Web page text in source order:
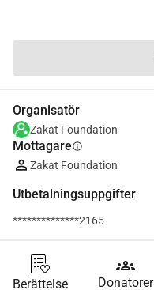
Organisatör
Zakat Foundation
Mottagareinfo
Zakat Foundation
Utbetalningsuppgifter
**************2165
Berättelse
groups
Donatorer